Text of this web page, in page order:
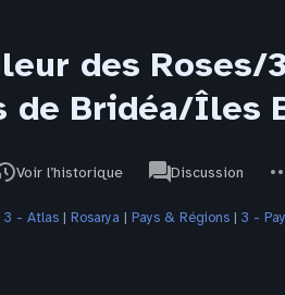
des
de Bridéa/Îles
Voir l’historique
associated-
pages
JdRDiscussion
3 - Atlas ‎ | Rosarya ‎ | Pays & Régions ‎ | 3 -